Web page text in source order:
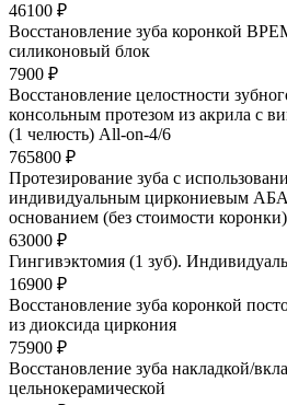
46100 ₽
Восстановление зуба коронкой
силиконовый блок
7900 ₽
Восстановление целостности
консольным протезом из акрила с
(1 челюсть) All-on-4/6
765800 ₽
Протезирование зуба с
индивидуальным циркониевым
основанием (без стоимости
63000 ₽
Гингивэктомия (1 зуб).
16900 ₽
Восстановление зуба коронкой
из диоксида циркония
75900 ₽
Восстановление зуба накладкой/
цельнокерамической